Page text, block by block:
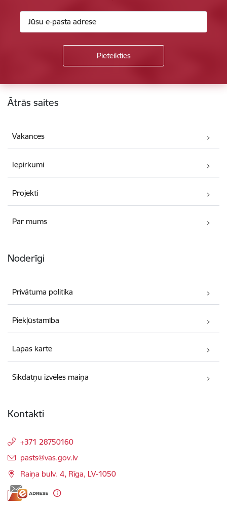
Kājene
Ātrās saites
Vakances
Iepirkumi
Projekti
Par mums
Noderīgi
Privātuma politika
Piekļūstamība
Lapas karte
Sīkdatņu izvēles maiņa
Kontakti
+371 28750160
E-pasts:
pasts@vas.gov.lv
Raiņa bulv. 4, Rīga, LV-1050